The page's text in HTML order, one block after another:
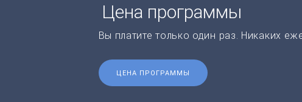
Цена программы
Вы платите только один раз. Никаких
ЦЕНА ПРОГРАММЫ